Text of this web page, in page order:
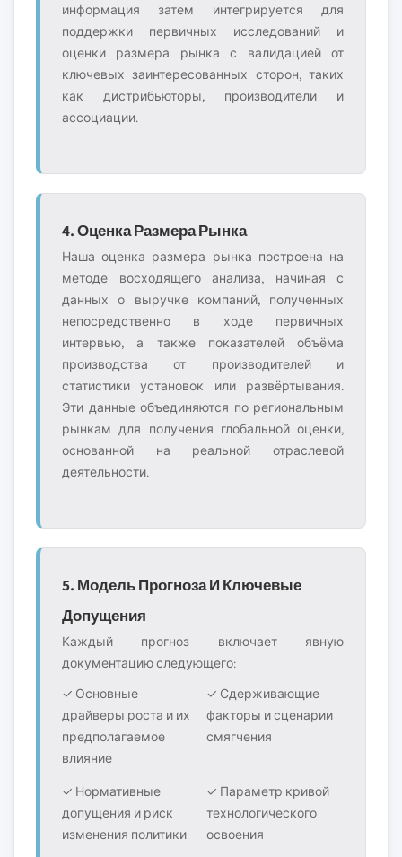
информация затем интегрируется для
поддержки первичных исследований и
оценки размера рынка с валидацией от
ключевых заинтересованных сторон, таких
как дистрибьюторы, производители и
ассоциации.
4. Оценка Размера Рынка
Наша оценка размера рынка построена на
методе восходящего анализа, начиная с
данных о выручке компаний, полученных
непосредственно в ходе первичных
интервью, а также показателей объёма
производства от производителей и
статистики установок или развёртывания.
Эти данные объединяются по региональным
рынкам для получения глобальной оценки,
основанной на реальной отраслевой
деятельности.
5. Модель Прогноза И Ключевые
Допущения
Каждый прогноз включает явную
документацию следующего:
✓ Основные
драйверы роста и их
предполагаемое
влияние
✓ Сдерживающие
факторы и сценарии
смягчения
✓ Нормативные
допущения и риск
изменения политики
✓ Параметр кривой
технологического
освоения